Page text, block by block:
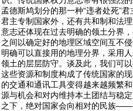
孟德斯鸠划分的那一种“违者处死”
君主专制国家外，还有共和制和法
意志还体现在过去明确的领土分界
之间以确定好的地理区域空间互不
明确可以直接用的地理分界，采用
领土的层层防守。谈及此，我们可
这些资源和制度构成了传统国家的
的交通和通讯工具变得越来越频繁
源与机会和对内维持本土团结与稳
之下，绝对国家会向相对的民族——